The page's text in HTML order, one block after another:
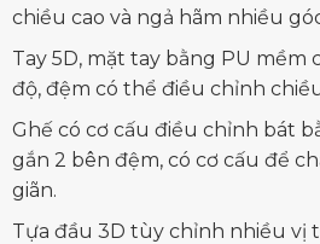
chiều cao và ngả hãm nhiều
Tay 5D, mặt tay bằng PU mềm
độ, đệm có thể điều chỉnh
Ghế có cơ cấu điều chỉnh bát
gắn 2 bên đệm, có cơ cấu để
giãn.
Tựa đầu 3D tùy chỉnh nhiều vị